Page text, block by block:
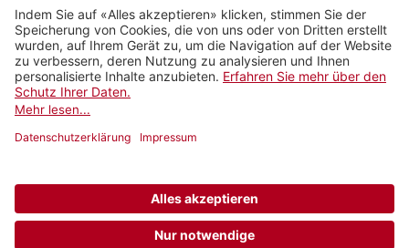
Kontakt
Impressum
Rechtliches
Netiquette